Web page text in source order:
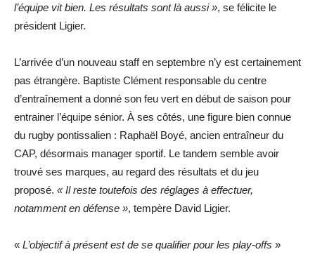
l’équipe vit bien. Les résultats sont là aussi », se félicite le
président Ligier.
L’arrivée d’un nouveau staff en septembre n’y est certainement
pas étrangère. Baptiste Clément responsable du centre
d’entraînement a donné son feu vert en début de saison pour
entrainer l’équipe sénior. À ses côtés, une figure bien connue
du rugby pontissalien : Raphaël Boyé, ancien entraîneur du
CAP, désormais manager sportif. Le tandem semble avoir
trouvé ses marques, au regard des résultats et du jeu
proposé. « Il reste toutefois des réglages à effectuer,
notamment en défense », tempère David Ligier.
« L’objectif à présent est de se qualifier pour les play-offs »